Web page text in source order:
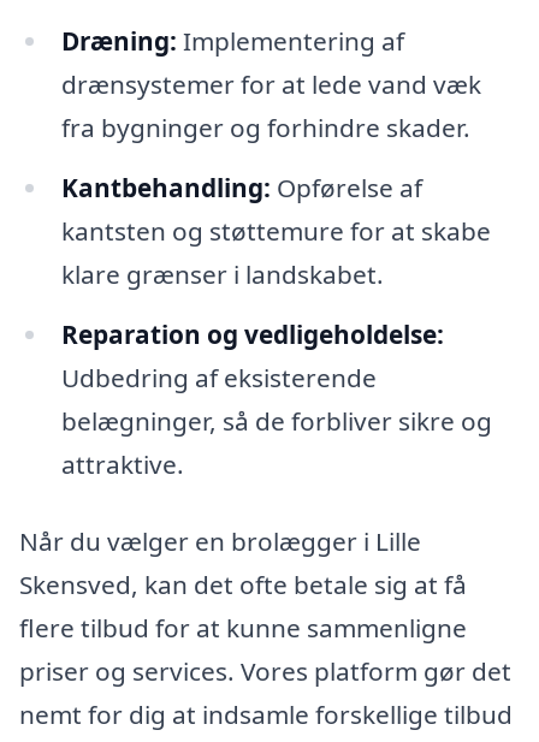
Dræning: Implementering af
drænsystemer for at lede vand væk
fra bygninger og forhindre skader.
Kantbehandling: Opførelse af
kantsten og støttemure for at skabe
klare grænser i landskabet.
Reparation og vedligeholdelse:
Udbedring af eksisterende
belægninger, så de forbliver sikre og
attraktive.
Når du vælger en brolægger i Lille
Skensved, kan det ofte betale sig at få
flere tilbud for at kunne sammenligne
priser og services. Vores platform gør det
nemt for dig at indsamle forskellige tilbud